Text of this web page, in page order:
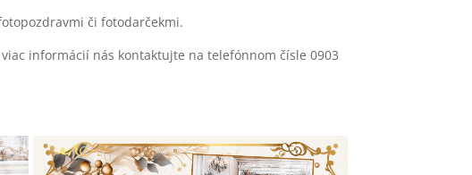
či fotodarčekmi.
informácií nás kontaktujte na telefónnom čísle 0903